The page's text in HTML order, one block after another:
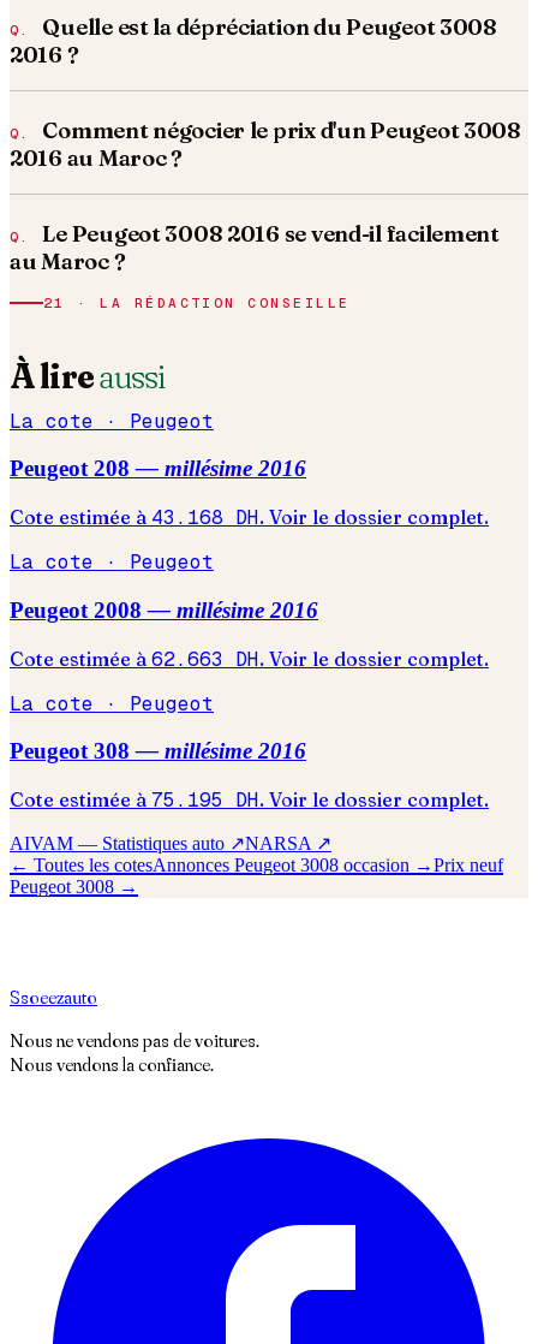
Quelle est la dépréciation du Peugeot 3008
2016 ?
Comment négocier le prix d'un Peugeot 3008
2016 au Maroc ?
Le Peugeot 3008 2016 se vend-il facilement
au Maroc ?
21 · LA RÉDACTION CONSEILLE
À lireaussi
La cote · Peugeot
Peugeot 208 — millésime2016
Cote estimée à 43.168 DH. Voir le dossier complet.
La cote · Peugeot
Peugeot 2008 — millésime 2016
Cote estimée à 62.663 DH. Voir le dossier complet.
La cote · Peugeot
Peugeot 308 — millésime2016
Cote estimée à 75.195 DH. Voir le dossier complet.
AIVAM — Statistiques auto ↗NARSA ↗
← Toutes les cotesAnnonces Peugeot 3008 occasion →Prix neuf
Peugeot 3008 →
Ssoeezauto
Nous ne vendons pas de voitures.
Nous vendons la confiance.